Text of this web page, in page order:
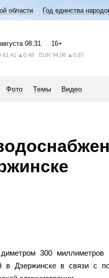
области Год единства
08:31 16+
81,41 ▲0,48 EUR 94,06 ▲0,87
Фото Темы Видео
300 миллиметров
Дзержинске в связи с